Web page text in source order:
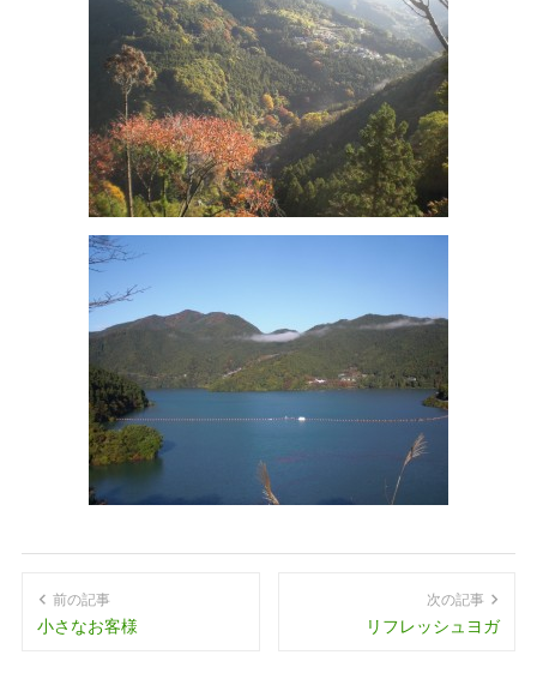
前の記事
小さなお客様
次の記事
リフレッシュヨガ